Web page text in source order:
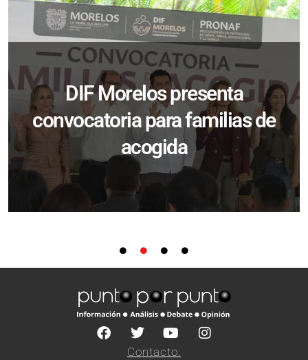
DIF Morelos presenta
convocatoria para familias de
acogida
Contacto: